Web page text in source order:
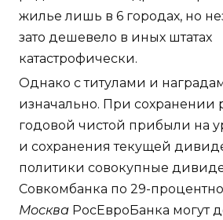
жилье лишь в 6 городах, но
зато дешевело в иных штатах
катастрофически.
Однако с титулами и
изначально. При сохранении
годовой чистой прибыли на
и сохранения текущей
политики совокупные
Совкомбанка по 29-
Москва РосЕвроБанка могут